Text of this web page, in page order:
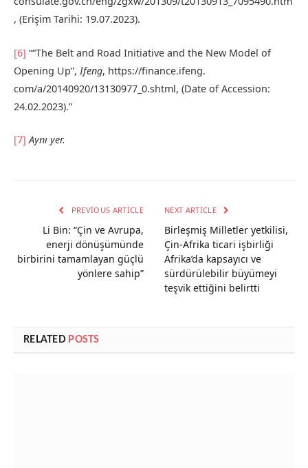
, (Erişim Tarihi: 19.07.2023).
[6] ““The Belt and Road Initiative and the New Model of
Opening Up”, Ifeng, https://finance.ifeng.
com/a/20140920/13130977_0.shtml, (Date of Accession:
24.02.2023).”
[7] Aynı yer.
PREVIOUS ARTICLE
Li Bin: “Çin ve Avrupa,
enerji dönüşümünde
birbirini tamamlayan güçlü
yönlere sahip”
NEXT ARTICLE
Birleşmiş Milletler yetkilisi,
Çin-Afrika ticari işbirliği
Afrika’da kapsayıcı ve
sürdürülebilir büyümeyi
teşvik ettiğini belirtti
RELATED POSTS